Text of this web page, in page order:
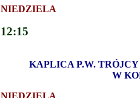
NIEDZIELA
12:15
KAPLICA P.W.
W
NIEDZIELA